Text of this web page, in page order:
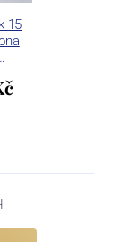
15